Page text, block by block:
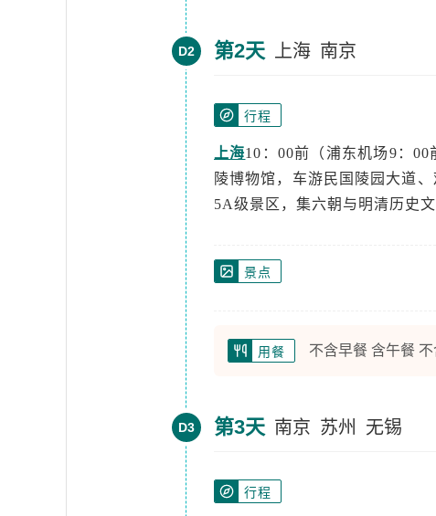
D2 第2天 上海 南京
行程
上海10：00前（浦东机场9：
陵博物馆，车游民国陵园大道
5A级景区，集六朝与明清历史
景点
用餐 不含早餐 含午餐
D3 第3天 南京 苏州 无锡
行程